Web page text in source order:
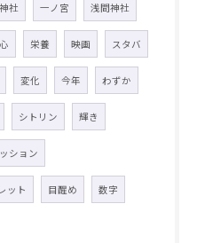
社 一ノ宮 浅間神社
心 栄養 映画 スタバ
変化 今年 わずか
シトリン 輝き
ション
ット 目醒め 数字